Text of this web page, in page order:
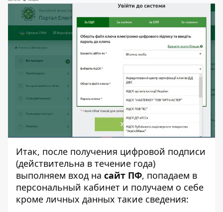
Итак, после получения цифровой подписи
(действительна в течение года)
выполняем вход на сайт ПФ, попадаем в
персональный кабинет и получаем о себе
кроме личных данных такие сведения: